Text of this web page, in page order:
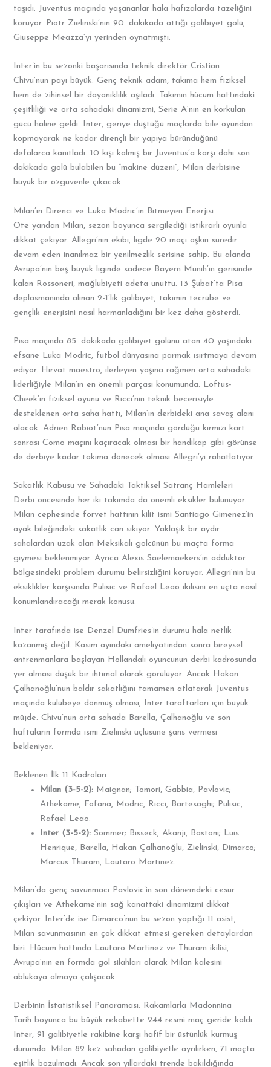
taşıdı. Juventus maçında yaşananlar hala hafızalarda tazeliğini
koruyor. Piotr Zielinski’nin 90. dakikada attığı galibiyet golü,
Giuseppe Meazza’yı yerinden oynatmıştı.
Inter’in bu sezonki başarısında teknik direktör Cristian
Chivu’nun payı büyük. Genç teknik adam, takıma hem fiziksel
hem de zihinsel bir dayanıklılık aşıladı. Takımın hücum hattındaki
çeşitliliği ve orta sahadaki dinamizmi, Serie A’nın en korkulan
gücü haline geldi. Inter, geriye düştüğü maçlarda bile oyundan
kopmayarak ne kadar dirençli bir yapıya büründüğünü
defalarca kanıtladı. 10 kişi kalmış bir Juventus’a karşı dahi son
dakikada golü bulabilen bu “makine düzeni”, Milan derbisine
büyük bir özgüvenle çıkacak.
Milan’ın Direnci ve Luka Modric’in Bitmeyen Enerjisi
Öte yandan Milan, sezon boyunca sergilediği istikrarlı oyunla
dikkat çekiyor. Allegri’nin ekibi, ligde 20 maçı aşkın süredir
devam eden inanılmaz bir yenilmezlik serisine sahip. Bu alanda
Avrupa’nın beş büyük liginde sadece Bayern Münih’in gerisinde
kalan Rossoneri, mağlubiyeti adeta unuttu. 13 Şubat’ta Pisa
deplasmanında alınan 2-1’lik galibiyet, takımın tecrübe ve
gençlik enerjisini nasıl harmanladığını bir kez daha gösterdi.
Pisa maçında 85. dakikada galibiyet golünü atan 40 yaşındaki
efsane Luka Modric, futbol dünyasına parmak ısırtmaya devam
ediyor. Hırvat maestro, ilerleyen yaşına rağmen orta sahadaki
liderliğiyle Milan’ın en önemli parçası konumunda. Loftus-
Cheek’in fiziksel oyunu ve Ricci’nin teknik becerisiyle
desteklenen orta saha hattı, Milan’ın derbideki ana savaş alanı
olacak. Adrien Rabiot’nun Pisa maçında gördüğü kırmızı kart
sonrası Como maçını kaçıracak olması bir handikap gibi görünse
de derbiye kadar takıma dönecek olması Allegri’yi rahatlatıyor.
Sakatlık Kabusu ve Sahadaki Taktiksel Satranç Hamleleri
Derbi öncesinde her iki takımda da önemli eksikler bulunuyor.
Milan cephesinde forvet hattının kilit ismi Santiago Gimenez’in
ayak bileğindeki sakatlık can sıkıyor. Yaklaşık bir aydır
sahalardan uzak olan Meksikalı golcünün bu maçta forma
giymesi beklenmiyor. Ayrıca Alexis Saelemaekers’ın adduktör
bölgesindeki problem durumu belirsizliğini koruyor. Allegri’nin bu
eksiklikler karşısında Pulisic ve Rafael Leao ikilisini en uçta nasıl
konumlandıracağı merak konusu.
Inter tarafında ise Denzel Dumfries’in durumu hala netlik
kazanmış değil. Kasım ayındaki ameliyatından sonra bireysel
antrenmanlara başlayan Hollandalı oyuncunun derbi kadrosunda
yer alması düşük bir ihtimal olarak görülüyor. Ancak Hakan
Çalhanoğlu’nun baldır sakatlığını tamamen atlatarak Juventus
maçında kulübeye dönmüş olması, Inter taraftarları için büyük
müjde. Chivu’nun orta sahada Barella, Çalhanoğlu ve son
haftaların formda ismi Zielinski üçlüsüne şans vermesi
bekleniyor.
Beklenen İlk 11 Kadroları
Milan (3-5-2): Maignan; Tomori, Gabbia, Pavlovic;
Athekame, Fofana, Modric, Ricci, Bartesaghi; Pulisic,
Rafael Leao.
Inter (3-5-2): Sommer; Bisseck, Akanji, Bastoni; Luis
Henrique, Barella, Hakan Çalhanoğlu, Zielinski, Dimarco;
Marcus Thuram, Lautaro Martinez.
Milan’da genç savunmacı Pavlovic’in son dönemdeki cesur
çıkışları ve Athekame’nin sağ kanattaki dinamizmi dikkat
çekiyor. Inter’de ise Dimarco’nun bu sezon yaptığı 11 asist,
Milan savunmasının en çok dikkat etmesi gereken detaylardan
biri. Hücum hattında Lautaro Martinez ve Thuram ikilisi,
Avrupa’nın en formda gol silahları olarak Milan kalesini
ablukaya almaya çalışacak.
Derbinin İstatistiksel Panoraması: Rakamlarla Madonnina
Tarih boyunca bu büyük rekabette 244 resmi maç geride kaldı.
Inter, 91 galibiyetle rakibine karşı hafif bir üstünlük kurmuş
durumda. Milan 82 kez sahadan galibiyetle ayrılırken, 71 maçta
eşitlik bozulmadı. Ancak son yıllardaki trende bakıldığında